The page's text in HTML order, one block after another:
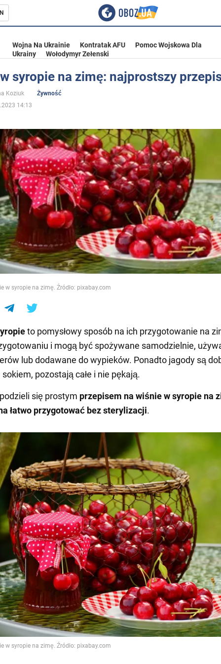
Ukrainie
Wojna Na Ukrainie Kontratak AFU
Pomoc Wojskowa Dla
Ukrainy
Wołodymyr Zełenski
syropie na zimę: najprostszy
Koziuk
Żywność
14:13
w syropie na zimę. Źródło: pixabay.com
to pomysłowy sposób na ich przygotowanie na
i mogą być spożywane samodzielnie,
lub dodawane do wypieków. Ponadto jagody są
pozostają całe i nie pękają.
się prostym przepisem na wiśnie w syropie na
łatwo przygotować bez sterylizacji.